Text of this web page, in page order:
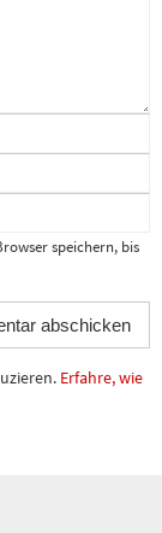
speichern, bis
Erfahre, wie